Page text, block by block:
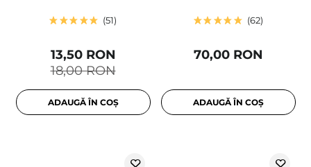
51
18,00 RON
13,50 RON
ADAUGĂ ÎN COȘ
62
70,00 RON
ADAUGĂ ÎN COȘ